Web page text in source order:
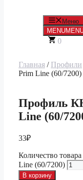
Меню
MENU
0
Главная / Профили
Prim Line (60/7200)
Профиль
Line (60/
33₽
Количество
Line (60/7200)
В корзину